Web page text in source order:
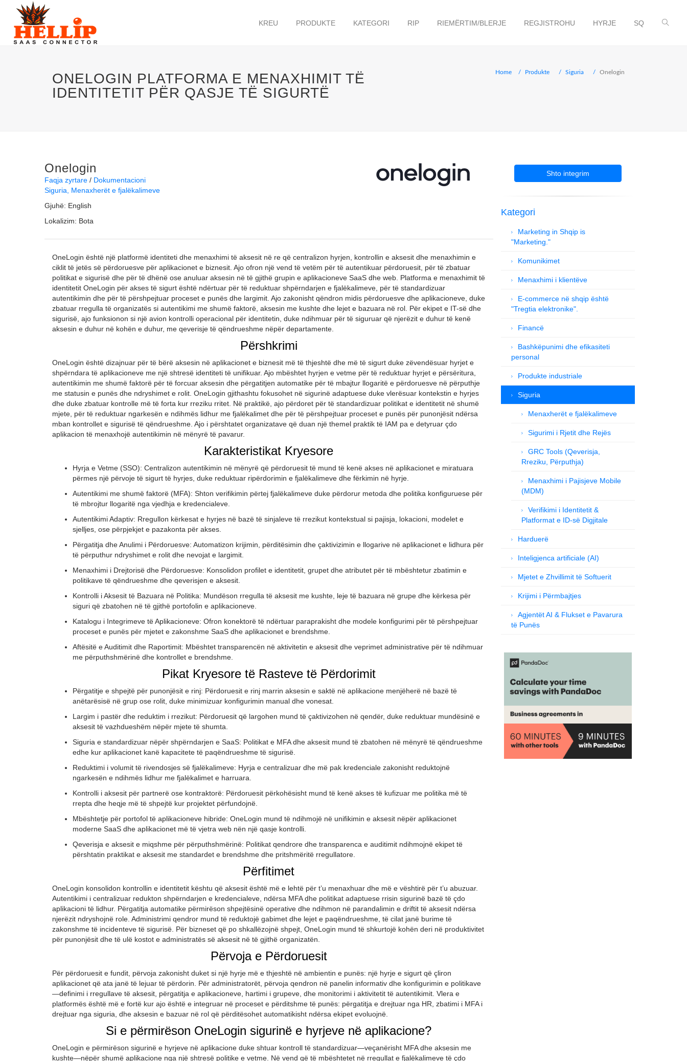
KREU PRODUKTE KATEGORI RIP RIEMËRTIM/BLERJE REGJISTROHU HYRJE SQ
ONELOGIN PLATFORMA E MENAXHIMIT TË
IDENTITETIT PËR QASJE TË SIGURTË
Home Produkte Siguria Onelogin
Onelogin
Faqja zyrtare
Dokumentacioni
Siguria
Menaxherët e fjalëkalimeve
Gjuhë: English
Lokalizim: Bota
OneLogin është një platformë identiteti dhe menaxhimi të aksesit në re që centralizon hyrjen, kontrollin e aksesit dhe menaxhimin e
ciklit të jetës së përdoruesve për aplikacionet e biznesit. Ajo ofron një vend të vetëm për të autentikuar përdoruesit, për të zbatuar
politikat e sigurisë dhe për të dhënë ose anuluar aksesin në të gjithë grupin e aplikacioneve SaaS dhe web. Platforma e menaxhimit të
identitetit OneLogin për akses të sigurt është ndërtuar për të reduktuar shpërndarjen e fjalëkalimeve, për të standardizuar
autentikimin dhe për të përshpejtuar proceset e punës dhe largimit. Ajo zakonisht qëndron midis përdoruesve dhe aplikacioneve, duke
zbatuar rregulla të organizatës si autentikimi me shumë faktorë, aksesin me kushte dhe lejet e bazuara në rol. Për ekipet e IT-së dhe
sigurisë, ajo funksionon si një avion kontrolli operacional për identitetin, duke ndihmuar për të siguruar që njerëzit e duhur të kenë
aksesin e duhur në kohën e duhur, me qeverisje të qëndrueshme nëpër departamente.
Përshkrimi
OneLogin është dizajnuar për të bërë aksesin në aplikacionet e biznesit më të thjeshtë dhe më të sigurt duke zëvendësuar hyrjet e
shpërndara të aplikacioneve me një shtresë identiteti të unifikuar. Ajo mbështet hyrjen e vetme për të reduktuar hyrjet e përsëritura,
autentikimin me shumë faktorë për të forcuar aksesin dhe përgatitjen automatike për të mbajtur llogaritë e përdoruesve në përputhje
me statusin e punës dhe ndryshimet e rolit. OneLogin gjithashtu fokusohet në sigurinë adaptuese duke vlerësuar kontekstin e hyrjes
dhe duke zbatuar kontrolle më të forta kur rreziku rritet. Në praktikë, ajo përdoret për të standardizuar politikat e identitetit në shumë
mjete, për të reduktuar ngarkesën e ndihmës lidhur me fjalëkalimet dhe për të përshpejtuar proceset e punës për punonjësit ndërsa
mban kontrollet e sigurisë të qëndrueshme. Ajo i përshtatet organizatave që duan një themel praktik të IAM pa e detyruar çdo
aplikacion të menaxhojë autentikimin në mënyrë të pavarur.
Karakteristikat Kryesore
Hyrja e Vetme (SSO): Centralizon autentikimin në mënyrë që përdoruesit të mund të kenë akses në aplikacionet e miratuara
përmes një përvoje të sigurt të hyrjes, duke reduktuar ripërdorimin e fjalëkalimeve dhe fërkimin në hyrje.
Autentikimi me shumë faktorë (MFA): Shton verifikimin përtej fjalëkalimeve duke përdorur metoda dhe politika konfiguruese për
të mbrojtur llogaritë nga vjedhja e kredencialeve.
Autentikimi Adaptiv: Rregullon kërkesat e hyrjes në bazë të sinjaleve të rrezikut kontekstual si pajisja, lokacioni, modelet e
sjelljes, ose përpjekjet e pazakonta për akses.
Përgatitja dhe Anulimi i Përdoruesve: Automatizon krijimin, përditësimin dhe çaktivizimin e llogarive në aplikacionet e lidhura për
të përputhur ndryshimet e rolit dhe nevojat e largimit.
Menaxhimi i Drejtorisë dhe Përdoruesve: Konsolidon profilet e identitetit, grupet dhe atributet për të mbështetur zbatimin e
politikave të qëndrueshme dhe qeverisjen e aksesit.
Kontrolli i Aksesit të Bazuara në Politika: Mundëson rregulla të aksesit me kushte, leje të bazuara në grupe dhe kërkesa për
siguri që zbatohen në të gjithë portofolin e aplikacioneve.
Katalogu i Integrimeve të Aplikacioneve: Ofron konektorë të ndërtuar paraprakisht dhe modele konfigurimi për të përshpejtuar
proceset e punës për mjetet e zakonshme SaaS dhe aplikacionet e brendshme.
Aftësitë e Auditimit dhe Raportimit: Mbështet transparencën në aktivitetin e aksesit dhe veprimet administrative për të ndihmuar
me përputhshmërinë dhe kontrollet e brendshme.
Pikat Kryesore të Rasteve të Përdorimit
Përgatitje e shpejtë për punonjësit e rinj: Përdoruesit e rinj marrin aksesin e saktë në aplikacione menjëherë në bazë të
anëtarësisë në grup ose rolit, duke minimizuar konfigurimin manual dhe vonesat.
Largim i pastër dhe reduktim i rrezikut: Përdoruesit që largohen mund të çaktivizohen në qendër, duke reduktuar mundësinë e
aksesit të vazhdueshëm nëpër mjete të shumta.
Siguria e standardizuar nëpër shpërndarjen e SaaS: Politikat e MFA dhe aksesit mund të zbatohen në mënyrë të qëndrueshme
edhe kur aplikacionet kanë kapacitete të paqëndrueshme të sigurisë.
Reduktimi i volumit të rivendosjes së fjalëkalimeve: Hyrja e centralizuar dhe më pak kredenciale zakonisht reduktojnë
ngarkesën e ndihmës lidhur me fjalëkalimet e harruara.
Kontrolli i aksesit për partnerë ose kontraktorë: Përdoruesit përkohësisht mund të kenë akses të kufizuar me politika më të
rrepta dhe heqje më të shpejtë kur projektet përfundojnë.
Mbështetje për portofol të aplikacioneve hibride: OneLogin mund të ndihmojë në unifikimin e aksesit nëpër aplikacionet
moderne SaaS dhe aplikacionet më të vjetra web nën një qasje kontrolli.
Qeverisja e aksesit e miqshme për përputhshmërinë: Politikat qendrore dhe transparenca e auditimit ndihmojnë ekipet të
përshtatin praktikat e aksesit me standardet e brendshme dhe pritshmëritë rregullatore.
Përfitimet
OneLogin konsolidon kontrollin e identitetit kështu që aksesit është më e lehtë për t’u menaxhuar dhe më e vështirë për t’u abuzuar.
Autentikimi i centralizuar redukton shpërndarjen e kredencialeve, ndërsa MFA dhe politikat adaptuese rrisin sigurinë bazë të çdo
aplikacioni të lidhur. Përgatitja automatike përmirëson shpejtësinë operative dhe ndihmon në parandalimin e driftit të aksesit ndërsa
njerëzit ndryshojnë role. Administrimi qendror mund të reduktojë gabimet dhe lejet e paqëndrueshme, të cilat janë burime të
zakonshme të incidenteve të sigurisë. Për bizneset që po shkallëzojnë shpejt, OneLogin mund të shkurtojë kohën deri në produktivitet
për punonjësit dhe të ulë kostot e administratës së aksesit në të gjithë organizatën.
Përvoja e Përdoruesit
Për përdoruesit e fundit, përvoja zakonisht duket si një hyrje më e thjeshtë në ambientin e punës: një hyrje e sigurt që çliron
aplikacionet që ata janë të lejuar të përdorin. Për administratorët, përvoja qendron në panelin informativ dhe konfigurimin e politikave
—definimi i rregullave të aksesit, përgatitja e aplikacioneve, hartimi i grupeve, dhe monitorimi i aktivitetit të autentikimit. Vlera e
platformës është më e fortë kur ajo është e integruar në proceset e përditshme të punës: përgatitja e drejtuar nga HR, zbatimi i MFA i
drejtuar nga siguria, dhe aksesin e bazuar në rol që përditësohet automatikisht ndërsa ekipet evoluojnë.
Si e përmirëson OneLogin sigurinë e hyrjeve në aplikacione?
OneLogin e përmirëson sigurinë e hyrjeve në aplikacione duke shtuar kontroll të standardizuar—veçanërisht MFA dhe aksesin me
kushte—nëpër shumë aplikacione nga një shtresë politike e vetme. Në vend që të mbështetet në rregullat e fjalëkalimeve të çdo
Shto integrim
Kategori
Marketing in Shqip is
"Marketing."
Komunikimet
Menaxhimi i klientëve
E-commerce në shqip është
"Tregtia elektronike".
Financë
Bashkëpunimi dhe efikasiteti
personal
Produkte industriale
Siguria
Menaxherët e fjalëkalimeve
Sigurimi i Rjetit dhe Rejës
GRC Tools (Qeverisja,
Rreziku, Përputhja)
Menaxhimi i Pajisjeve Mobile
(MDM)
Verifikimi i Identitetit &
Platformat e ID-së Digjitale
Harduerë
Inteligjenca artificiale (AI)
Mjetet e Zhvillimit të Softuerit
Krijimi i Përmbajtjes
Agjentët AI & Flukset e Pavarura
të Punës